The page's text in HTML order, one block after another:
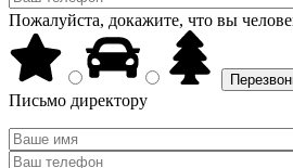
Пожалуйста, докажите, что вы
Письмо директору